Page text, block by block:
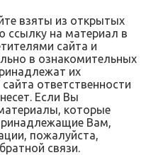
взяты из открытых
ссылку на материал в
сайта и
в ознакомительных
их
ответственности
Если Вы
которые
Вам,
пожалуйста,
связи.